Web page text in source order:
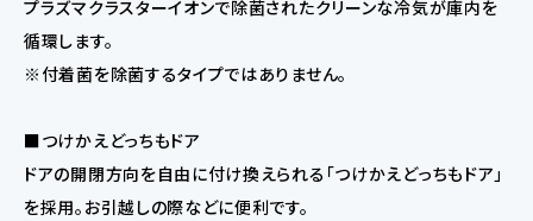
プラズマクラスターイオンで除菌されたクリーンな冷気が庫内を
循環します。
※付着菌を除菌するタイプではありません。
■つけかえどっちもドア
ドアの開閉方向を自由に付け換えられる「つけかえどっちもドア」
を採用。お引越しの際などに便利です。